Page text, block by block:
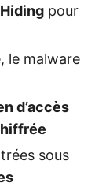
pour
le malware
d’accès
sous